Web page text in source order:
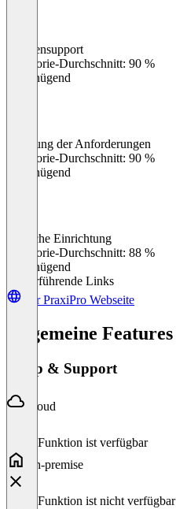
Kundensupport
Kategorie-Durchschnitt: 90 %
Ungenügend
Erfüllung der Anforderungen
Kategorie-Durchschnitt: 90 %
Ungenügend
Einfache Einrichtung
Kategorie-Durchschnitt: 88 %
Ungenügend
Weiterführende Links
Zur PraxiPro Webseite
Allgemeine Features
Setup & Support
Cloud
Diese Funktion ist verfügbar
On-premise
Diese Funktion ist nicht verfügbar